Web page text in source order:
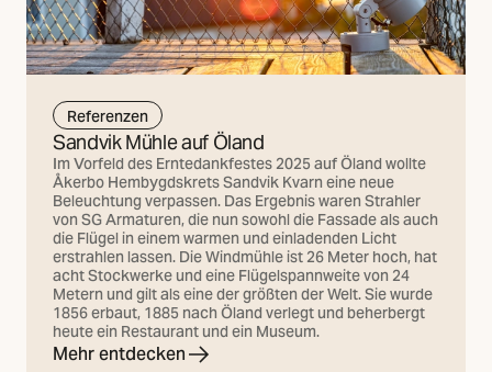
Referenzen
Sandvik Mühle auf Öland
Im Vorfeld des Erntedankfestes 2025 auf Öland wollte
Åkerbo Hembygdskrets Sandvik Kvarn eine neue
Beleuchtung verpassen. Das Ergebnis waren Strahler
von SG Armaturen, die nun sowohl die Fassade als auch
die Flügel in einem warmen und einladenden Licht
erstrahlen lassen. Die Windmühle ist 26 Meter hoch, hat
acht Stockwerke und eine Flügelspannweite von 24
Metern und gilt als eine der größten der Welt. Sie wurde
1856 erbaut, 1885 nach Öland verlegt und beherbergt
heute ein Restaurant und ein Museum.
Mehr entdecken